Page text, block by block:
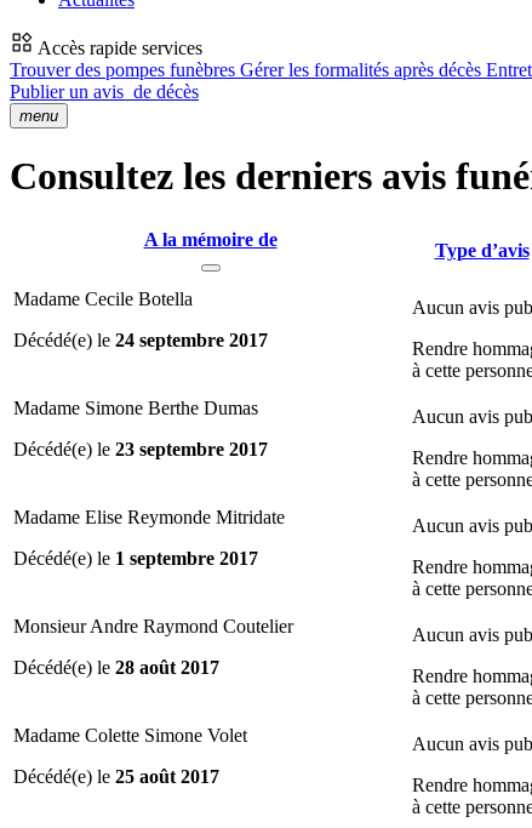
Accès rapide services
Trouver des pompes funèbres Gérer les formalités après décès
Publier un avis de décès
menu
Consultez les derniers avis
A la mémoire de
Type d’avis
Madame Cecile Botella
Décédé(e) le 24 septembre 2017
Aucun avis
Rendre
à cette
Madame Simone Berthe Dumas
Décédé(e) le 23 septembre 2017
Aucun avis
Rendre
à cette
Madame Elise Reymonde Mitridate
Décédé(e) le 1 septembre 2017
Aucun avis
Rendre
à cette
Monsieur Andre Raymond Coutelier
Décédé(e) le 28 août 2017
Aucun avis
Rendre
à cette
Madame Colette Simone Volet
Décédé(e) le 25 août 2017
Aucun avis
Rendre
à cette